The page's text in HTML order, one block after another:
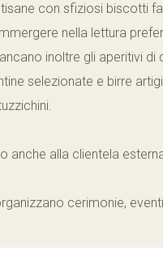
con sfiziosi biscotti
nella lettura
inoltre gli aperitivi
selezionate e birre
anche alla clientela
cerimonie,